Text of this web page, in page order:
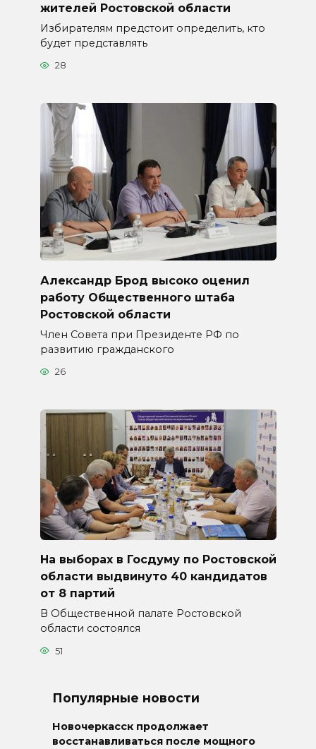
жителей Ростовской области
Избирателям предстоит определить, кто
будет представлять
28
Александр Брод высоко оценил
работу Общественного штаба
Ростовской области
Член Совета при Президенте РФ по
развитию гражданского
26
На выборах в Госдуму по Ростовской
области выдвинуто 40 кандидатов
от 8 партий
В Общественной палате Ростовской
области состоялся
51
Популярные новости
Новочеркасск продолжает
восстанавливаться после мощного